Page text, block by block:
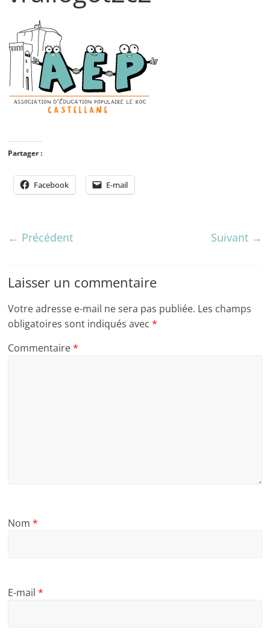
Partager :
Facebook E-mail
← Précédent Suivant →
Laisser un commentaire
Votre adresse e-mail ne sera pas publiée. Les champs
obligatoires sont indiqués avec*
Commentaire*
Nom*
E-mail*